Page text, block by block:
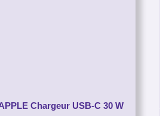
Chargeur USB-C 30 W